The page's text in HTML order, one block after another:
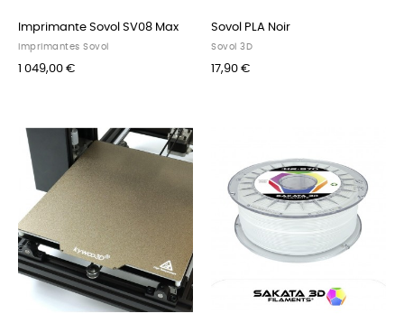
Imprimante Sovol SV08 Max
Imprimantes Sovol
1 049,00 €
Sovol PLA Noir
Sovol 3D
17,90 €